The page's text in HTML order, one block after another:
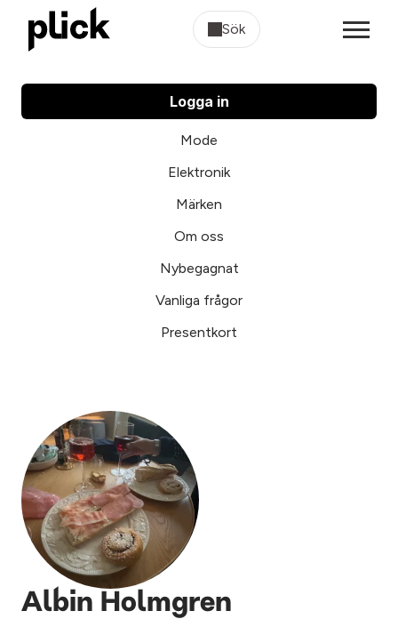
Sök
Logga in
Mode
Elektronik
Märken
Om oss
Nybegagnat
Vanliga frågor
Presentkort
Albin Holmgren